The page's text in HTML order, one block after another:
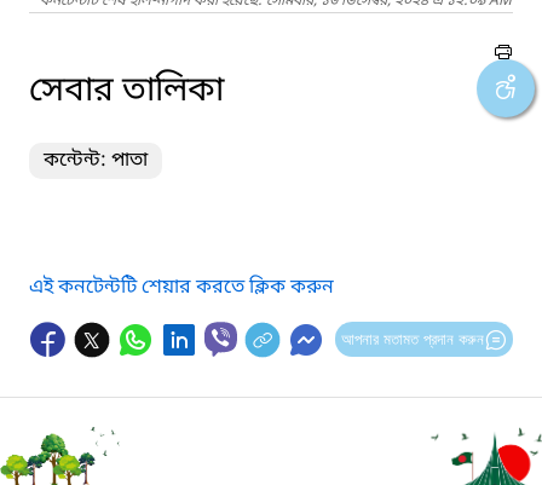
সেবার তালিকা
কন্টেন্ট: পাতা
এই কনটেন্টটি শেয়ার করতে ক্লিক করুন
আপনার মতামত প্রদান করুন